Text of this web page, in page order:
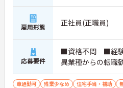
雇用形態 正社員(正職員)
応募要件
■資格不問 ■経
異業種からの転職
車通勤可 残業少なめ 住宅手当・補助